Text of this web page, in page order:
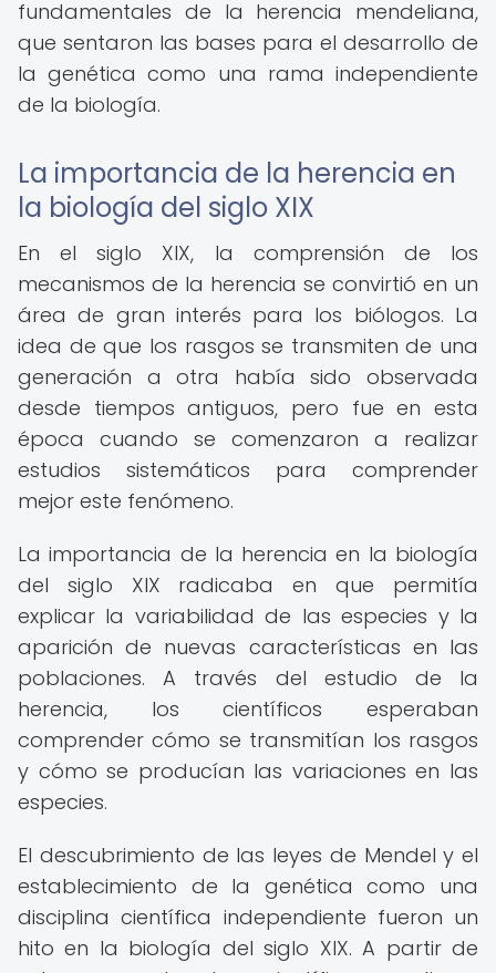
fundamentales de la herencia mendeliana,
que sentaron las bases para el desarrollo de
la genética como una rama independiente
de la biología.
La importancia de la herencia en
la biología del siglo XIX
En el siglo XIX, la comprensión de los
mecanismos de la herencia se convirtió en un
área de gran interés para los biólogos. La
idea de que los rasgos se transmiten de una
generación a otra había sido observada
desde tiempos antiguos, pero fue en esta
época cuando se comenzaron a realizar
estudios sistemáticos para comprender
mejor este fenómeno.
La importancia de la herencia en la biología
del siglo XIX radicaba en que permitía
explicar la variabilidad de las especies y la
aparición de nuevas características en las
poblaciones. A través del estudio de la
herencia, los científicos esperaban
comprender cómo se transmitían los rasgos
y cómo se producían las variaciones en las
especies.
El descubrimiento de las leyes de Mendel y el
establecimiento de la genética como una
disciplina científica independiente fueron un
hito en la biología del siglo XIX. A partir de